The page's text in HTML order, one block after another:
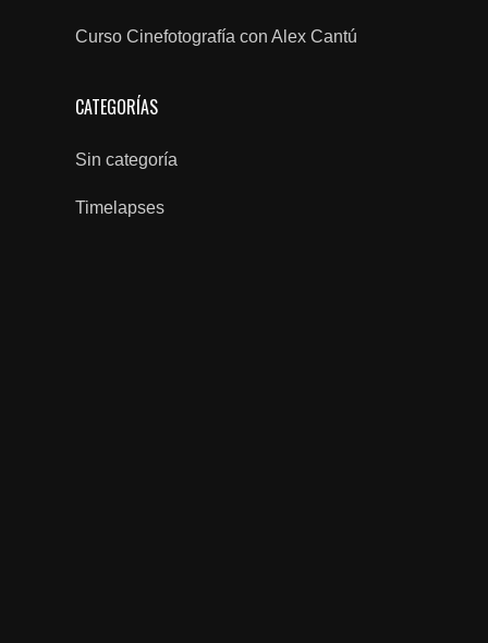
Curso Cinefotografía con Alex Cantú
CATEGORÍAS
Sin categoría
Timelapses